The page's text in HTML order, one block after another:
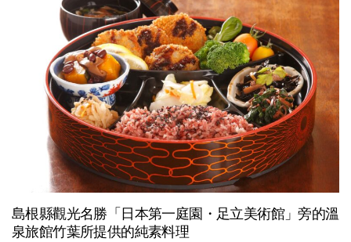
島根縣觀光名勝「日本第一庭園・足立美術館」旁的溫
泉旅館竹葉所提供的純素料理